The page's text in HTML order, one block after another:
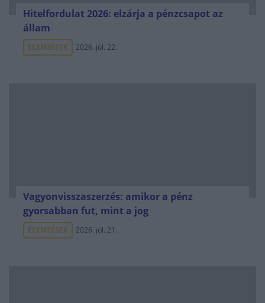
Hitelfordulat 2026: elzárja a pénzcsapot az
állam
ELEMZÉSEK 2026. júl. 22.
Vagyonvisszaszerzés: amikor a pénz
gyorsabban fut, mint a jog
ELEMZÉSEK 2026. júl. 21.